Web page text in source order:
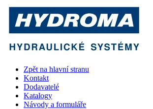
Zpět na hlavní stranu
Kontakt
Dodavatelé
Katalogy
Návody a formuláře